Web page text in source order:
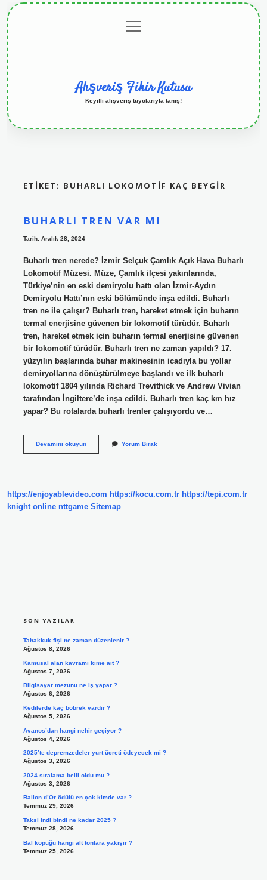
menüyü
aç
Alışveriş Fikir Kutusu
Keyifli alışveriş tüyolarıyla tanış!
ETIKET: BUHARLI LOKOMOTIF KAÇ BEYGIR
BUHARLI TREN VAR MI
Tarih: Aralık 28, 2024
Buharlı tren nerede? İzmir Selçuk Çamlık Açık Hava Buharlı
Lokomotif Müzesi. Müze, Çamlık ilçesi yakınlarında,
Türkiye’nin en eski demiryolu hattı olan İzmir-Aydın
Demiryolu Hattı’nın eski bölümünde inşa edildi. Buharlı
tren ne ile çalışır? Buharlı tren, hareket etmek için buharın
termal enerjisine güvenen bir lokomotif türüdür. Buharlı
tren, hareket etmek için buharın termal enerjisine güvenen
bir lokomotif türüdür. Buharlı tren ne zaman yapıldı? 17.
yüzyılın başlarında buhar makinesinin icadıyla bu yollar
demiryollarına dönüştürülmeye başlandı ve ilk buharlı
lokomotif 1804 yılında Richard Trevithick ve Andrew Vivian
tarafından İngiltere’de inşa edildi. Buharlı tren kaç km hız
yapar? Bu rotalarda buharlı trenler çalışıyordu ve…
Devamını okuyunBuharlı
Yorum Bırak
https://enjoyablevideo.com https://kocu.com.tr https://tepi.com.tr
knight online nttgame Sitemap
SON YAZILAR
Tahakkuk fişi ne zaman düzenlenir ?
Ağustos 8, 2026
Kamusal alan kavramı kime ait ?
Ağustos 7, 2026
Bilgisayar mezunu ne iş yapar ?
Ağustos 6, 2026
Kedilerde kaç böbrek vardır ?
Ağustos 5, 2026
Avanos’dan hangi nehir geçiyor ?
Ağustos 4, 2026
2025’te depremzedeler yurt ücreti ödeyecek mi ?
Ağustos 3, 2026
2024 sıralama belli oldu mu ?
Ağustos 3, 2026
Ballon d’Or ödülü en çok kimde var ?
Temmuz 29, 2026
Taksi indi bindi ne kadar 2025 ?
Temmuz 28, 2026
Bal köpüğü hangi alt tonlara yakışır ?
Temmuz 25, 2026